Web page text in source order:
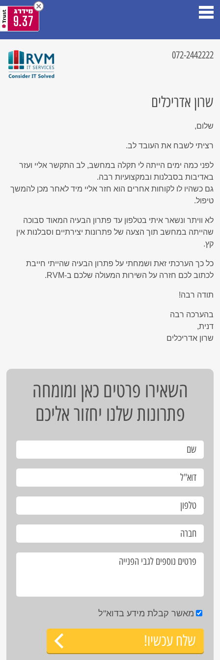
072-2442222
שרון אדריכלים
שלום,
רציתי לשבח את העובד לב.
לפני כמה ימים הייתה לי תקלה במחשב, לב התקשר אליי ועזר
באדיבות בסבלנות ובמקצועיות רבה.
גם כשהיו לו לקוחות אחרים הוא חזר אליי מיד לאחר מכן להמשך
טיפול.
לא וויתר ונשאר איתי בטלפון עד פתרון הבעיה המאוד סבוכה
שהייתה במחשב תוך הצעה של פתרונות יצירתיים וסבלנות אין
קץ.
כל כך הערכתי זאת ושמחתי על פתרון הבעיה שהייתי חייבת
לכתוב לכם חזרה על השירות המעולה שלכם ב-RVM.
תודה רבה!
בהערכה רבה
דנית,
שרון אדריכלים
השאירו פרטים כאן ומומחה
פתרונות שלנו יחזור אליכם
מאשר קבלת מידע בדוא"ל
שלח עכשיו!
9.37